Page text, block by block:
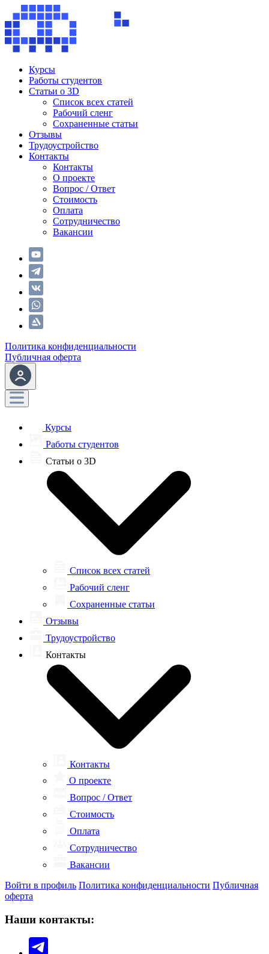
Курсы
Работы студентов
Статьи о 3D
Список всех статей
Рабочий сленг
Сохраненные статьи
Отзывы
Трудоустройство
Контакты
Контакты
О проекте
Вопрос / Ответ
Стоимость
Оплата
Сотрудничество
Вакансии
Политика конфиденциальности
Публичная оферта
Курсы
Работы студентов
Статьи о 3D
Список всех статей
Рабочий сленг
Сохраненные статьи
Отзывы
Трудоустройство
Контакты
Контакты
О проекте
Вопрос / Ответ
Стоимость
Оплата
Сотрудничество
Вакансии
Войти в профиль Политика конфиденциальности Публичная
оферта
Наши контакты: